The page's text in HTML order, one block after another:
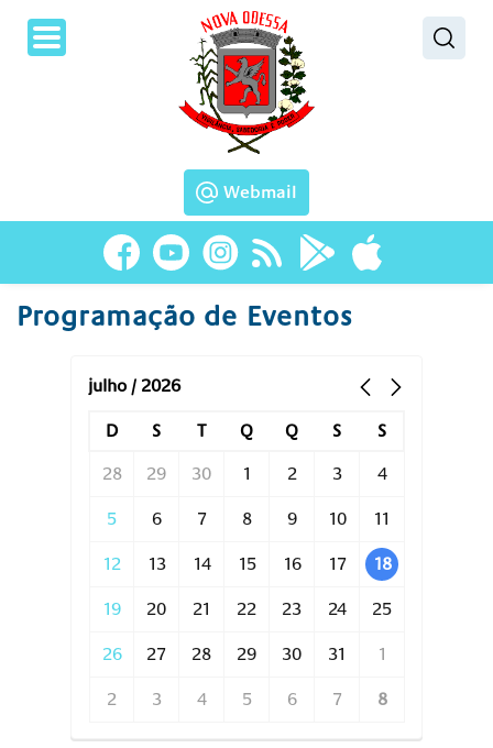
Webmail
Programação de Eventos
julho / 2026
D S T Q Q S S
28 29 30 1 2 3 4
5 6 7 8 9 10 11
12 13 14 15 16 17 18
19 20 21 22 23 24 25
26 27 28 29 30 31 1
2 3 4 5 6 7 8